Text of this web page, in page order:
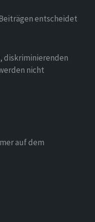
entscheidet
diskriminierenden
nicht
auf dem